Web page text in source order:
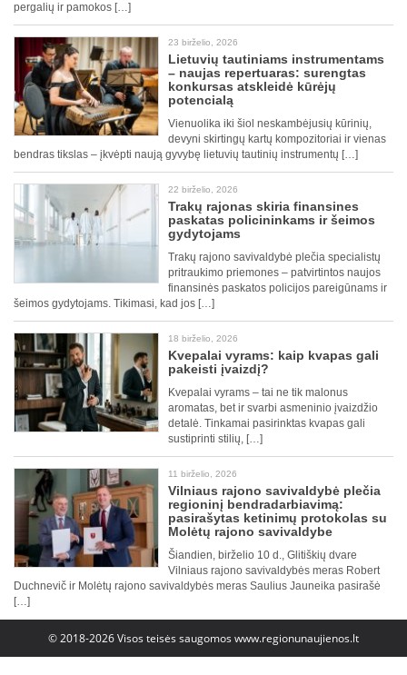
pergalių ir pamokos […]
23 birželio, 2026
Lietuvių tautiniams instrumentams
– naujas repertuaras: surengtas
konkursas atskleidė kūrėjų
potencialą
Vienuolika iki šiol neskambėjusių kūrinių,
devyni skirtingų kartų kompozitoriai ir vienas
bendras tikslas – įkvėpti naują gyvybę lietuvių tautinių instrumentų […]
22 birželio, 2026
Trakų rajonas skiria finansines
paskatas policininkams ir šeimos
gydytojams
Trakų rajono savivaldybė plečia specialistų
pritraukimo priemones – patvirtintos naujos
finansinės paskatos policijos pareigūnams ir
šeimos gydytojams. Tikimasi, kad jos […]
18 birželio, 2026
Kvepalai vyrams: kaip kvapas gali
pakeisti įvaizdį?
Kvepalai vyrams – tai ne tik malonus
aromatas, bet ir svarbi asmeninio įvaizdžio
detalė. Tinkamai pasirinktas kvapas gali
sustiprinti stilių, […]
11 birželio, 2026
Vilniaus rajono savivaldybė plečia
regioninį bendradarbiavimą:
pasirašytas ketinimų protokolas su
Molėtų rajono savivaldybe
Šiandien, birželio 10 d., Glitiškių dvare
Vilniaus rajono savivaldybės meras Robert
Duchnevič ir Molėtų rajono savivaldybės meras Saulius Jauneika pasirašė
[…]
© 2018-2026 Visos teisės saugomos www.regionunaujienos.lt